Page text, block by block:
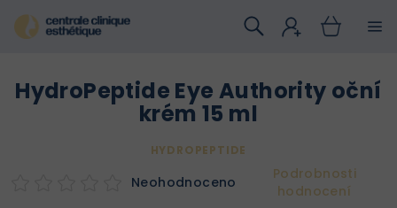
na
obsah
HydroPeptide Eye Authority oční
krém 15 ml
HYDROPEPTIDE
Neohodnoceno
Podrobnosti
hodnocení